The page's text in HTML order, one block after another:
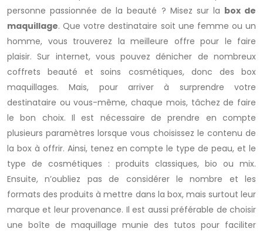
personne passionnée de la beauté ? Misez sur la box de
maquillage. Que votre destinataire soit une femme ou un
homme, vous trouverez la meilleure offre pour le faire
plaisir. Sur internet, vous pouvez dénicher de nombreux
coffrets beauté et soins cosmétiques, donc des box
maquillages. Mais, pour arriver à surprendre votre
destinataire ou vous-même, chaque mois, tâchez de faire
le bon choix. Il est nécessaire de prendre en compte
plusieurs paramètres lorsque vous choisissez le contenu de
la box à offrir. Ainsi, tenez en compte le type de peau, et le
type de cosmétiques : produits classiques, bio ou mix.
Ensuite, n’oubliez pas de considérer le nombre et les
formats des produits à mettre dans la box, mais surtout leur
marque et leur provenance. Il est aussi préférable de choisir
une boîte de maquillage munie des tutos pour faciliter